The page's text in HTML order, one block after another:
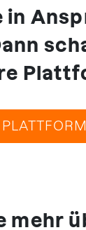
in
mehr